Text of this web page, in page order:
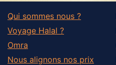
Qui sommes nous ?
Voyage Halal ?
Omra
Nous alignons nos prix